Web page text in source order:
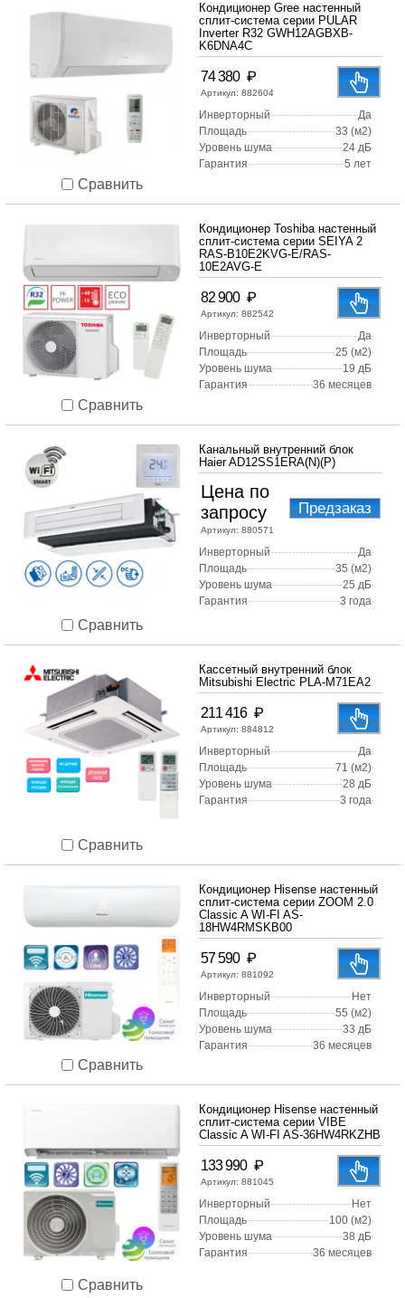
Сравнить
Кондиционер Gree настенный
сплит-система серии PULAR
Inverter R32 GWH12AGBXB-
K6DNA4C
74 380 ₽
Артикул: 882604
Инверторный
Да
Площадь
33 (м2)
Уровень шума
24 дБ
Гарантия
5 лет
Сравнить
Кондиционер Toshiba настенный
сплит-система серии SEIYA 2
RAS-B10E2KVG-E/RAS-
10E2AVG-E
82 900 ₽
Артикул: 882542
Инверторный
Да
Площадь
25 (м2)
Уровень шума
19 дБ
Гарантия
36 месяцев
Сравнить
Канальный внутренний блок
Haier AD12SS1ERA(N)(P)
Цена по
запросу
Артикул: 880571
Предзаказ
Инверторный
Да
Площадь
35 (м2)
Уровень шума
25 дБ
Гарантия
3 года
Сравнить
Кассетный внутренний блок
Mitsubishi Electric PLA-M71EA2
211 416 ₽
Артикул: 884812
Инверторный
Да
Площадь
71 (м2)
Уровень шума
28 дБ
Гарантия
3 года
Сравнить
Кондиционер Hisense настенный
сплит-система серии ZOOM 2.0
Classic A WI-FI AS-
18HW4RMSKB00
57 590 ₽
Артикул: 881092
Инверторный
Нет
Площадь
55 (м2)
Уровень шума
33 дБ
Гарантия
36 месяцев
Сравнить
Кондиционер Hisense настенный
сплит-система серии VIBE
Classic A WI-FI AS-36HW4RKZHB
133 990 ₽
Артикул: 881045
Инверторный
Нет
Площадь
100 (м2)
Уровень шума
38 дБ
Гарантия
36 месяцев